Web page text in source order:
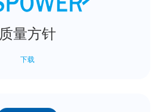
质量方针
下载